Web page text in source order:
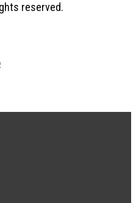
reserved.